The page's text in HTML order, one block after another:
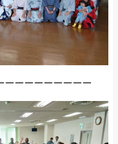
ーーーーーーーーー